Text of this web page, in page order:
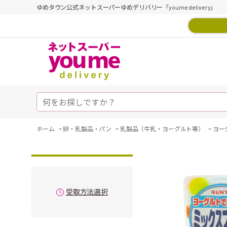
ゆめタウン公式ネットスーパーゆめデリバリー「youme delivery」
ホーム -卵・乳製品・パン - 乳製品（牛乳・ヨーグルト等） - ヨー
受取方法選択